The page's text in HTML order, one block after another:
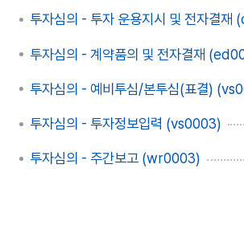
투자심의 - 계약품의 및 전자결재
투자심의 - 투자정보입력 (vs0003)
투자심의 - 주간보고 (wr0003)